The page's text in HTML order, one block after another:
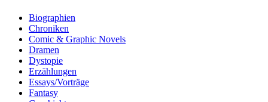
Biographien
Chroniken
Comic & Graphic Novels
Dramen
Dystopie
Erzählungen
Essays/Vorträge
Fantasy